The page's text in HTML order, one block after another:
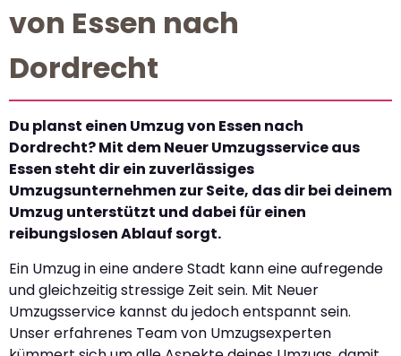
von Essen nach
Dordrecht
Du planst einen Umzug von Essen nach
Dordrecht? Mit dem Neuer Umzugsservice aus
Essen steht dir ein zuverlässiges
Umzugsunternehmen zur Seite, das dir bei deinem
Umzug unterstützt und dabei für einen
reibungslosen Ablauf sorgt.
Ein Umzug in eine andere Stadt kann eine aufregende
und gleichzeitig stressige Zeit sein. Mit Neuer
Umzugsservice kannst du jedoch entspannt sein.
Unser erfahrenes Team von Umzugsexperten